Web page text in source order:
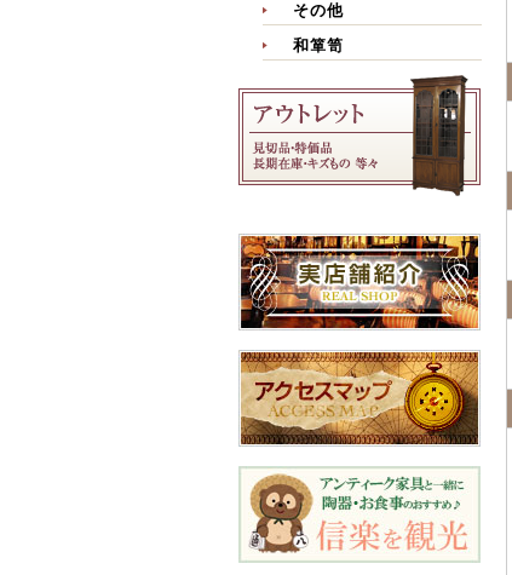
その他
和箪笥